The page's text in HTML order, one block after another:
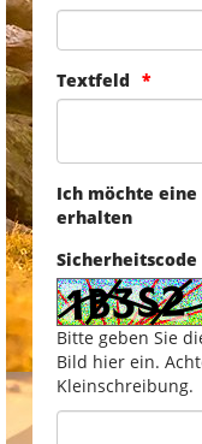
Textfeld
Ich möchte
erhalten
Sicherheitscode
Bitte geben Sie
Bild hier ein.
Kleinschreibung.